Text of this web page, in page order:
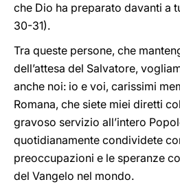
che Dio ha preparato davanti a
30-31).
Tra queste persone, che
dell’attesa del Salvatore,
anche noi: io e voi, carissimi
Romana, che siete miei diretti
gravoso servizio all’intero
quotidianamente condividete
preoccupazioni e le speranze
del Vangelo nel mondo.